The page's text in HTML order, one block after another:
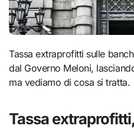
Tassa extraprofitti sulle banche è quello che è stato deciso
dal Governo Meloni,
ma vediamo di cosa si tratta.
Tassa